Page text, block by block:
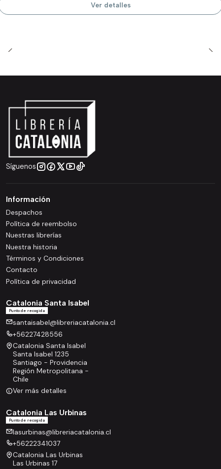
Ver detalles
Síguenos
Información
Despachos
Política de reembolso
Nuestras librerías
Nuestra historia
Términos y Condiciones
Contacto
Política de privacidad
Catalonia Santa Isabel
Punto de recogida
santaisabel@libreriacatalonia.cl
+56227428556
Catalonia Santa Isabel
Santa Isabel 1235
Santiago - Providencia
Región Metropolitana -
Chile
Ver más detalles
Catalonia Las Urbinas
Punto de recogida
lasurbinas@libreriacatalonia.cl
+56222341037
Catalonia Las Urbinas
Las Urbinas 17